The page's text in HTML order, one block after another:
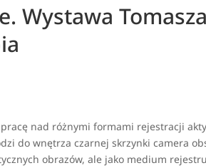
Wystawa
nad różnymi formami rejestracji
do wnętrza czarnej skrzynki camera
obrazów, ale jako medium